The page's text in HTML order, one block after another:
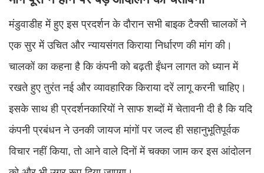
मंडुवाडीह में हुए इस प्रदर्शन के दौरान सभी बाइक टैक्सी चालकों ने
एक सुर में उचित और न्यायसंगत किराया निर्धारण की मांग की।
चालकों का कहना है कि कंपनी को बढ़ती ईंधन लागत को ध्यान में
रखते हुए तुरंत नई और व्यावहारिक किराया दरें लागू करनी चाहिए।
इसके साथ ही प्रदर्शनकारियों ने साफ शब्दों में चेतावनी दी है कि यदि
कंपनी प्रबंधन ने उनकी जायज मांगों पर जल्द ही सहानुभूतिपूर्वक
विचार नहीं किया, तो आने वाले दिनों में चक्का जाम कर इस आंदोलन